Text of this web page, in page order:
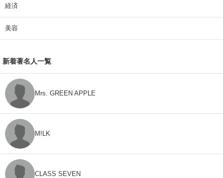
経済
美容
新着著名人一覧
Mrs. GREEN APPLE
M!LK
CLASS SEVEN